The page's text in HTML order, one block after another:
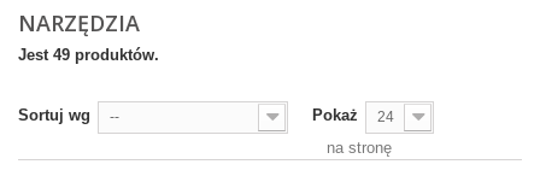
NARZĘDZIA
Jest 49 produktów.
Sortuj wg -- Pokaż 24
na stronę